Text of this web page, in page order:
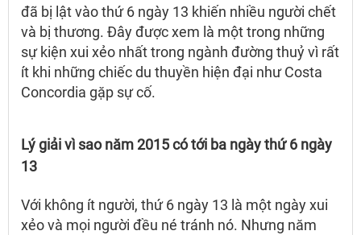
đã bị lật vào thứ 6 ngày 13 khiến nhiều người chết
và bị thương. Đây được xem là một trong những
sự kiện xui xẻo nhất trong ngành đường thuỷ vì rất
ít khi những chiếc du thuyền hiện đại như Costa
Concordia gặp sự cố.
Lý giải vì sao năm 2015 có tới ba ngày thứ 6 ngày
13
Với không ít người, thứ 6 ngày 13 là một ngày xui
xẻo và mọi người đều né tránh nó. Nhưng năm